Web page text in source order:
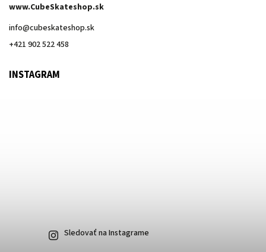
www.CubeSkateshop.sk
info@cubeskateshop.sk
+421 902 522 458
INSTAGRAM
Sledovať na Instagrame